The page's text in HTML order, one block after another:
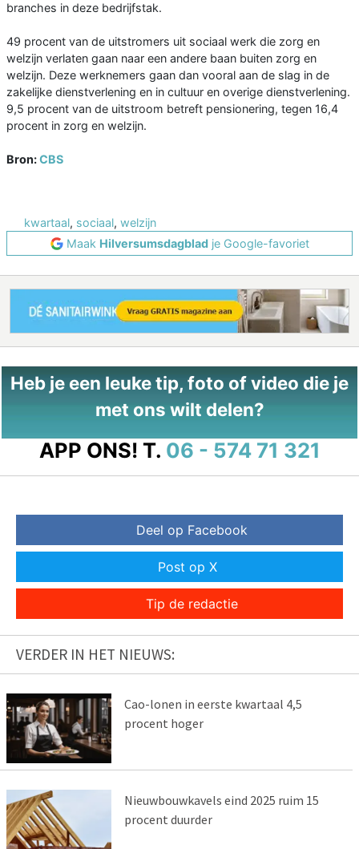
branches in deze bedrijfstak.
49 procent van de uitstromers uit sociaal werk die zorg en
welzijn verlaten gaan naar een andere baan buiten zorg en
welzijn. Deze werknemers gaan dan vooral aan de slag in de
zakelijke dienstverlening en in cultuur en overige dienstverlening.
9,5 procent van de uitstroom betreft pensionering, tegen 16,4
procent in zorg en welzijn.
Bron:CBS
kwartaal, sociaal, welzijn
Maak Hilversumsdagbladje Google-favoriet
Heb je een leuke tip, foto of video die je
met ons wilt delen?
APP ONS! T. 06 - 574 71 321
Deel op Facebook
Post op X
Tip de redactie
VERDER IN HET NIEUWS:
Cao-lonen in eerste kwartaal 4,5
procent hoger
Nieuwbouwkavels eind 2025 ruim 15
procent duurder